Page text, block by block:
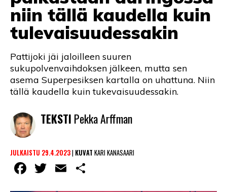
niin tällä kaudella kuin
tulevaisuudessakin
Pattijoki jäi jaloilleen suuren
sukupolvenvaihdoksen jälkeen, mutta sen
asema Superpesiksen kartalla on uhattuna. Niin
tällä kaudella kuin tukevaisuudessakin.
TEKSTI Pekka Arffman
JULKAISTU 29.4.2023| KUVAT KARI KANASAARI
Facebook
Twitter
Email
VIDEOT
PODCASTIT